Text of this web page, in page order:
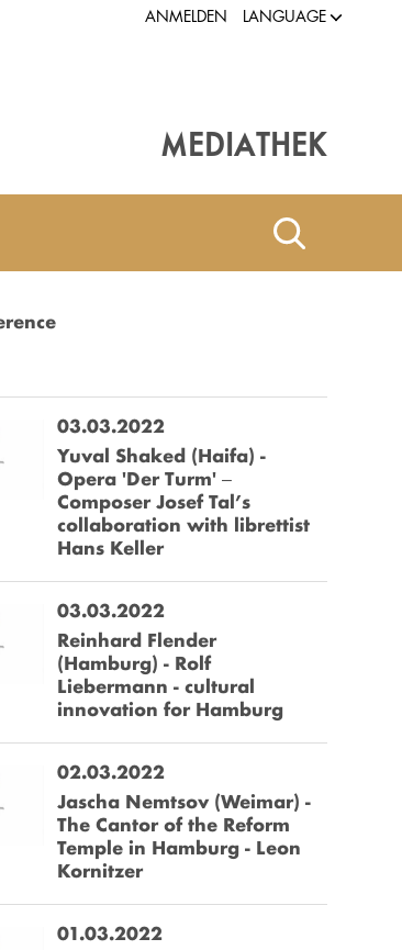
ANMELDEN LANGUAGE
MEDIATHEK
03.03.2022
Yuval Shaked (Haifa) -
Opera 'Der Turm' ‒
Composer Josef Tal’s
collaboration with librettist
Hans Keller
03.03.2022
Reinhard Flender
(Hamburg) - Rolf
Liebermann - cultural
innovation for Hamburg
02.03.2022
Jascha Nemtsov (Weimar) -
The Cantor of the Reform
Temple in Hamburg - Leon
Kornitzer
01.03.2022